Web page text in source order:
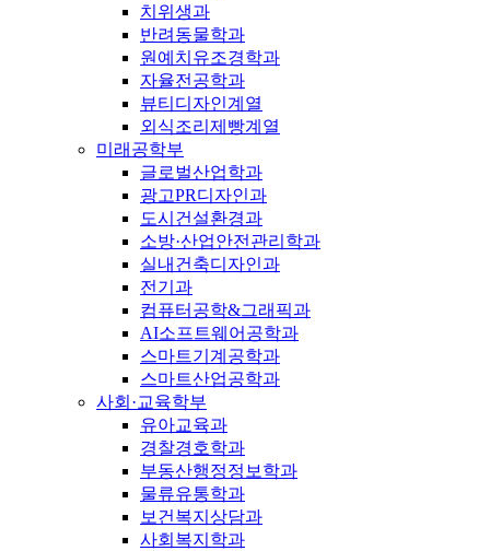
치위생과
반려동물학과
원예치유조경학과
자율전공학과
뷰티디자인계열
외식조리제빵계열
미래공학부
글로벌산업학과
광고PR디자인과
도시건설환경과
소방·산업안전관리학과
실내건축디자인과
전기과
컴퓨터공학&그래픽과
AI소프트웨어공학과
스마트기계공학과
스마트산업공학과
사회·교육학부
유아교육과
경찰경호학과
부동산행정정보학과
물류유통학과
보건복지상담과
사회복지학과